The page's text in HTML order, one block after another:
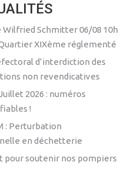
Wilfried Schmitter 06/08 10h
Quartier XIXème réglementé
d’interdiction des
non revendicatives
2026 : numéros
!
: Perturbation
en déchetterie
pour soutenir nos pompiers